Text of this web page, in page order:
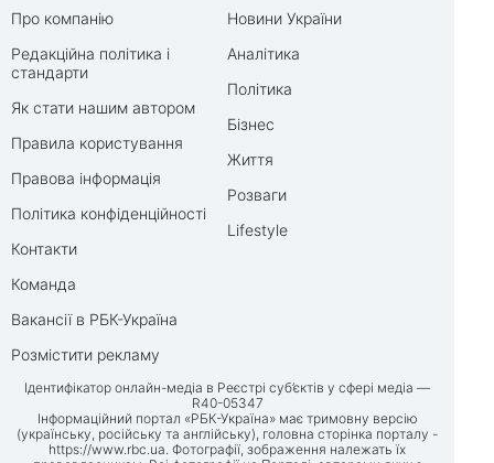
Про компанію
Редакційна політика і
стандарти
Як стати нашим автором
Правила користування
Правова інформація
Політика конфіденційності
Контакти
Команда
Вакансії в РБК-Україна
Розмістити рекламу
Новини України
Аналітика
Політика
Бізнес
Життя
Розваги
Lifestyle
Ідентифікатор онлайн-медіа в Реєстрі суб’єктів у сфері медіа —
R40-05347
Інформаційний портал «РБК-Україна» має тримовну версію
(українську, російську та англійську), головна сторінка порталу -
https://www.rbc.ua. Фотографії, зображення належать їх